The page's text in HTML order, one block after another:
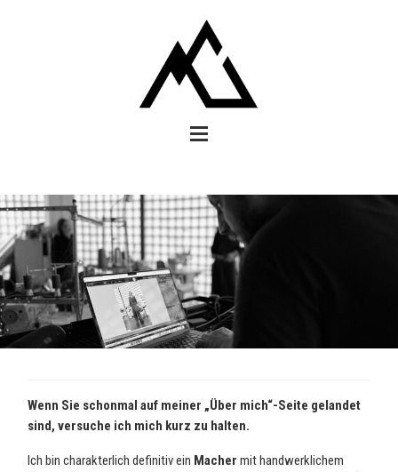
Wenn Sie schonmal auf meiner „Über mich“-Seite gelandet
sind, versuche ich mich kurz zu halten.
Ich bin charakterlich definitiv ein Macher mit handwerklichem